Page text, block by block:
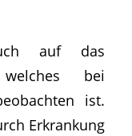
auf das
welches bei
ist.
Erkrankung